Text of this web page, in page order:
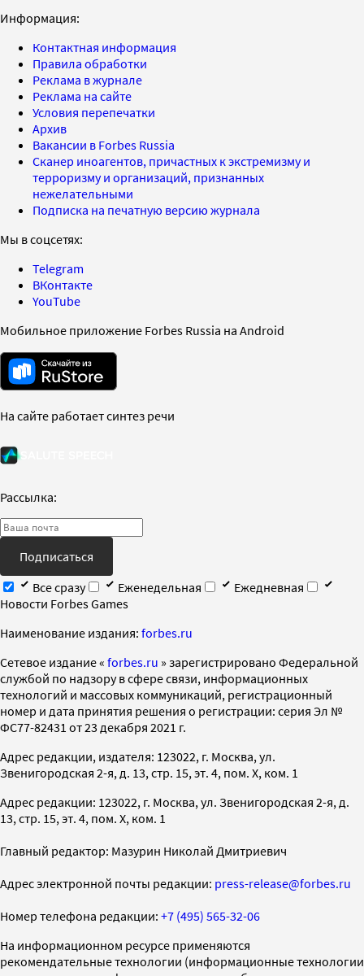
Информация:
Контактная информация
Правила обработки
Реклама в журнале
Реклама на сайте
Условия перепечатки
Архив
Вакансии в Forbes Russia
Сканер иноагентов, причастных к экстремизму и
терроризму и организаций, признанных
нежелательными
Подписка на печатную версию журнала
Мы в соцсетях:
Telegram
ВКонтакте
YouTube
Мобильное приложение Forbes Russia на Android
На сайте работает синтез речи
Рассылка:
Подписаться
Все сразу
Еженедельная
Ежедневная
Новости Forbes Games
Наименование издания: forbes.ru
Cетевое издание « forbes.ru » зарегистрировано Федеральной
службой по надзору в сфере связи, информационных
технологий и массовых коммуникаций, регистрационный
номер и дата принятия решения о регистрации: серия Эл №
ФС77-82431 от 23 декабря 2021 г.
Адрес редакции, издателя: 123022, г. Москва, ул.
Звенигородская 2-я, д. 13, стр. 15, эт. 4, пом. X, ком. 1
Адрес редакции: 123022, г. Москва, ул. Звенигородская 2-я, д.
13, стр. 15, эт. 4, пом. X, ком. 1
Главный редактор: Мазурин Николай Дмитриевич
Адрес электронной почты редакции: press-release@forbes.ru
Номер телефона редакции: +7 (495) 565-32-06
На информационном ресурсе применяются
рекомендательные технологии (информационные технологии